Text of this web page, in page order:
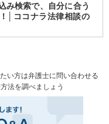
み検索で、自分に合う
│ココナラ法律相談の
い方は弁護士に問い合わせる
法を調べましょう